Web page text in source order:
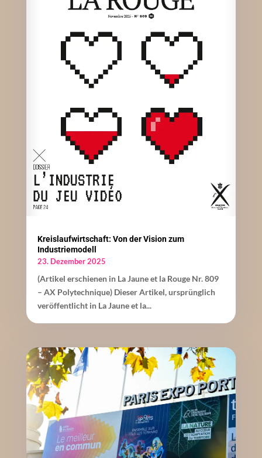
Kreislaufwirtschaft: Von der Vision zum
Industriemodell
23. Dezember 2025
(Artikel erschienen in La Jaune et la Rouge Nr. 809
– AX Polytechnique) Dieser Artikel, ursprünglich
veröffentlicht in La Jaune et la...